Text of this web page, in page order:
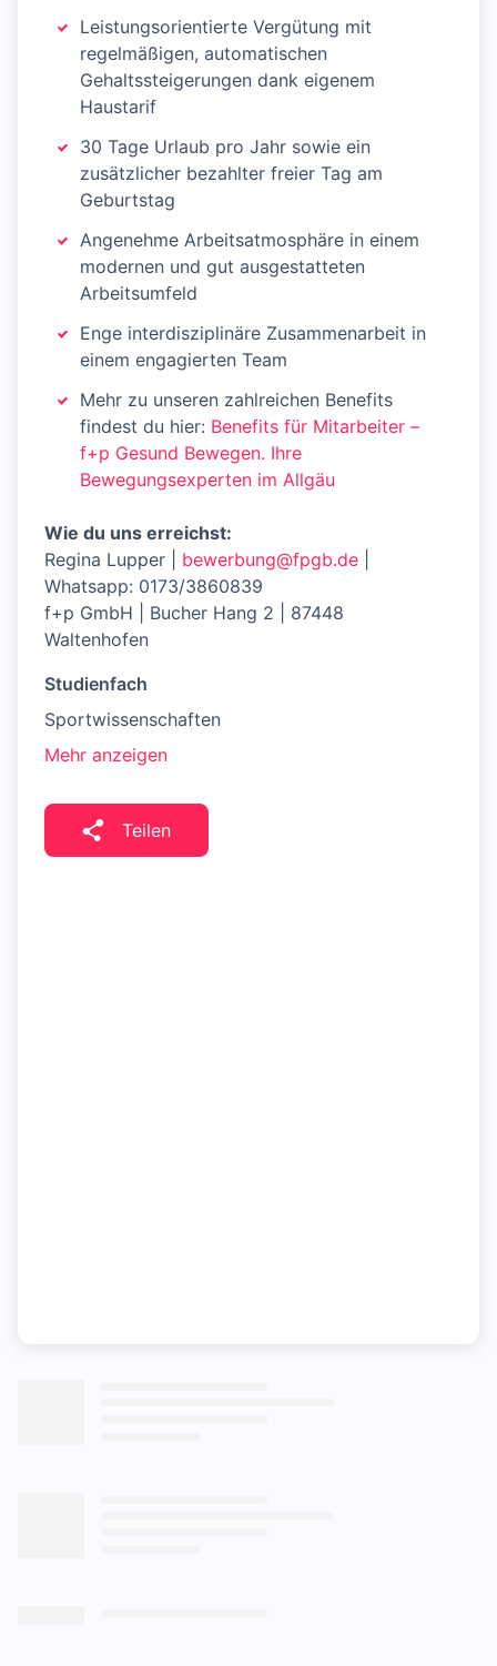
Leistungsorientierte Vergütung mit
regelmäßigen, automatischen
Gehaltssteigerungen dank eigenem
Haustarif
30 Tage Urlaub pro Jahr sowie ein
zusätzlicher bezahlter freier Tag am
Geburtstag
Angenehme Arbeitsatmosphäre in einem
modernen und gut ausgestatteten
Arbeitsumfeld
Enge interdisziplinäre Zusammenarbeit in
einem engagierten Team
Mehr zu unseren zahlreichen Benefits
findest du hier: Benefits für Mitarbeiter –
f+p Gesund Bewegen. Ihre
Bewegungsexperten im Allgäu
Wie du uns erreichst:
Regina Lupper | bewerbung@fpgb.de
Whatsapp: 0173/3860839
f+p GmbH | Bucher Hang 2 | 87448
Waltenhofen
Studienfach
Sportwissenschaften
Mehr anzeigen
Teilen